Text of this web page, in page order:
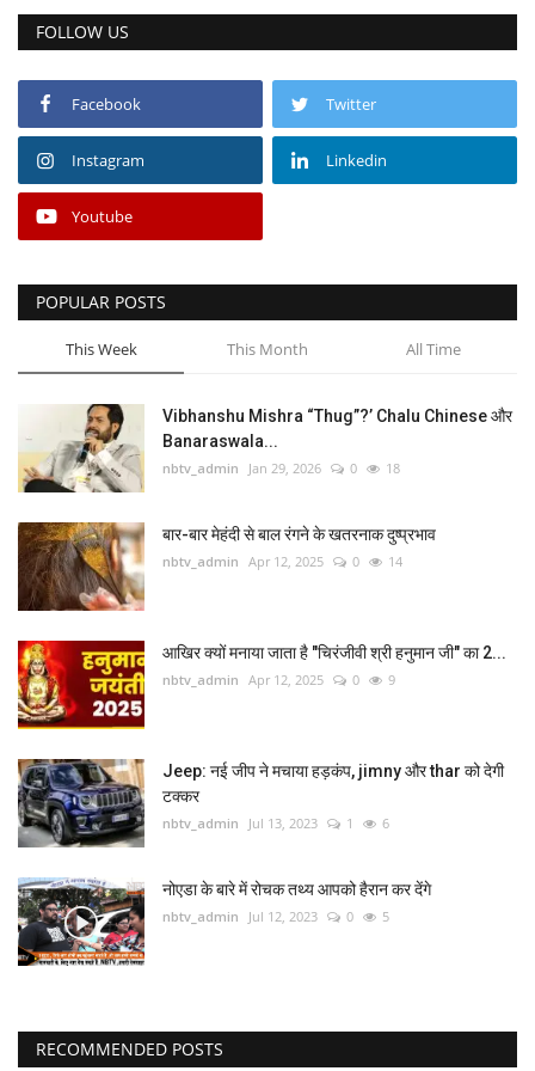
एनसीआर
राजनीति
वीडियो
अर्थ-व्यापार
चुनाव 2024
मनोरंजन
Gallery
सोशल मीडिया
खेल-खिलाड़ी
विज्ञान -तकनीक
घुमक्कड़
धर्म-अध्यात्म
सेहत
ऑटोमोबाइल
शिक्षा पेशा
विविध
FOLLOW US
Facebook Twitter
Instagram Linkedin
Youtube
POPULAR POSTS
This Week This Month All Time
Vibhanshu Mishra “Thug”?’ Chalu Chinese और
Banaraswala...
nbtv_admin Jan 29, 2026 0 18
बार-बार मेहंदी से बाल रंगने के खतरनाक दुष्प्रभाव
nbtv_admin Apr 12, 2025 0 14
आखिर क्यों मनाया जाता है "चिरंजीवी श्री हनुमान जी" का 2...
nbtv_admin Apr 12, 2025 0 9
Jeep: नई जीप ने मचाया हड़कंप, jimny और thar को देगी
टक्कर
nbtv_admin Jul 13, 2023 1 6
नोएडा के बारे में रोचक तथ्य आपको हैरान कर देंगे
nbtv_admin Jul 12, 2023 0 5
RECOMMENDED POSTS